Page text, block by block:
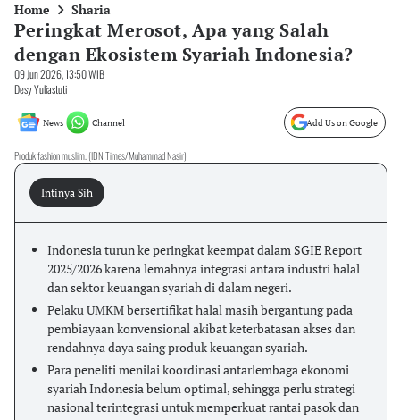
Home Sharia
Peringkat Merosot, Apa yang Salah
dengan Ekosistem Syariah Indonesia?
09 Jun 2026, 13:50 WIB
Desy Yuliastuti
News Channel Add Us on Google
Produk fashion muslim. (IDN Times/Muhammad Nasir)
Intinya Sih
Indonesia turun ke peringkat keempat dalam SGIE Report
2025/2026 karena lemahnya integrasi antara industri halal
dan sektor keuangan syariah di dalam negeri.
Pelaku UMKM bersertifikat halal masih bergantung pada
pembiayaan konvensional akibat keterbatasan akses dan
rendahnya daya saing produk keuangan syariah.
Para peneliti menilai koordinasi antarlembaga ekonomi
syariah Indonesia belum optimal, sehingga perlu strategi
nasional terintegrasi untuk memperkuat rantai pasok dan